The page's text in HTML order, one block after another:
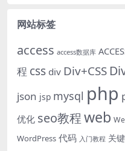
网站标签
access access数据库
程 css div Div+CSS
json jsp mysql php
优化 seo教程web
WordPress 代码 入门教程 关